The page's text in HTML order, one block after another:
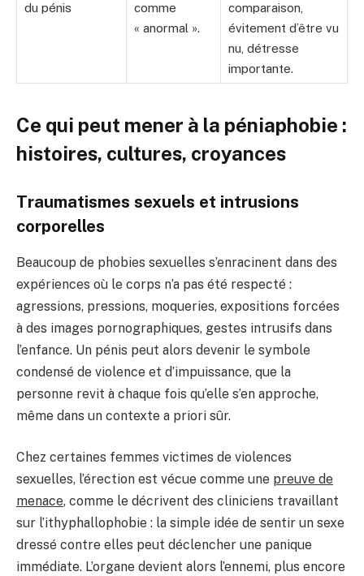
du pénis
comme
« anormal ».
comparaison,
évitement d’être vu
nu, détresse
importante.
Ce qui peut mener à la péniaphobie :
histoires, cultures, croyances
Traumatismes sexuels et intrusions
corporelles
Beaucoup de phobies sexuelles s’enracinent dans des
expériences où le corps n’a pas été respecté :
agressions, pressions, moqueries, expositions forcées
à des images pornographiques, gestes intrusifs dans
l’enfance. Un pénis peut alors devenir le symbole
condensé de violence et d’impuissance, que la
personne revit à chaque fois qu’elle s’en approche,
même dans un contexte a priori sûr.
Chez certaines femmes victimes de violences
sexuelles, l’érection est vécue comme une preuve de
menace, comme le décrivent des cliniciens travaillant
sur l’ithyphallophobie : la simple idée de sentir un sexe
dressé contre elles peut déclencher une panique
immédiate. L’organe devient alors l’ennemi, plus encore